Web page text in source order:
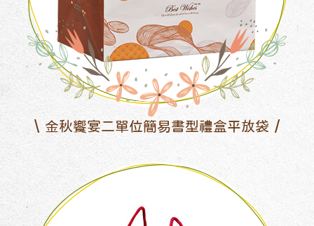
金秋饗宴二單位簡易書型禮盒平放袋